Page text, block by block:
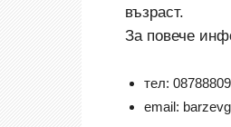
възраст.
За повече
тел:
email: